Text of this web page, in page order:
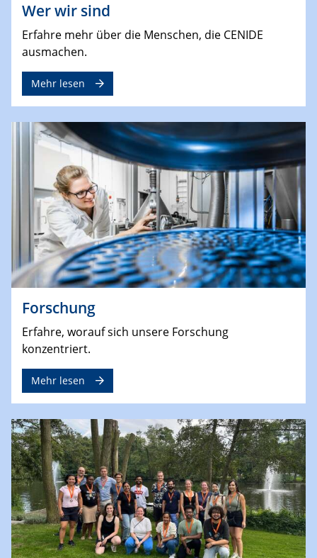
Wer wir sind
Erfahre mehr über die Menschen, die CENIDE
ausmachen.
Mehr lesen
Forschung
Erfahre, worauf sich unsere Forschung
konzentriert.
Mehr lesen